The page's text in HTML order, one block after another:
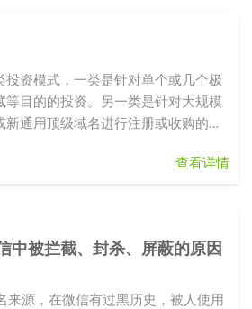
投资模式，一类是针对单个或几个极
等目的的投资。另一类是针对大规模
新通用顶级域名进行注册或收购的批
查看详情
中被拦截、封杀、屏蔽的原因
来源，在微信有过黑历史，被人使用